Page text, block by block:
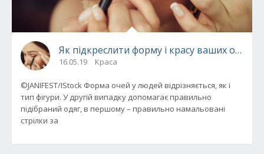
Як підкреслити форму і красу ваших очей
16.05.19 Краса
©JANIFEST/IStock Форма очей у людей відрізняється, як і
тип фігури. У другій випадку допомагає правильно
підібраний одяг, в першому – правильно намальовані
стрілки за